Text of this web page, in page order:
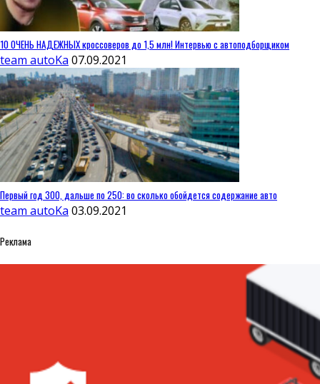
10 ОЧЕНЬ НАДЕЖНЫХ кроссоверов до 1,5 млн! Интервью с автоподборщиком
team autoKa 07.09.2021
Первый год 300, дальше по 250: во сколько обойдется содержание авто
team autoKa 03.09.2021
Реклама